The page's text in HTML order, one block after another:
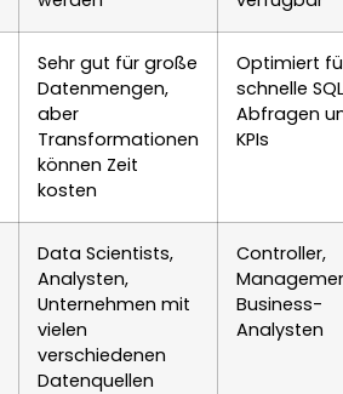
Sehr gut für große
Datenmengen,
aber
Transformationen
können Zeit
kosten
Optimiert
schnelle
Abfragen
KPIs
Data Scientists,
Analysten,
Unternehmen mit
vielen
verschiedenen
Datenquellen
Controller,
Business-
Analysten